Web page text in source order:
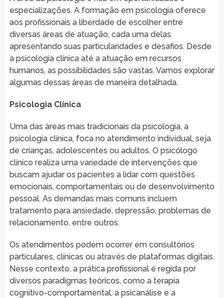
especializações. A formação em psicologia oferece
aos profissionais a liberdade de escolher entre
diversas áreas de atuação, cada uma delas
apresentando suas particularidades e desafios. Desde
a psicologia clínica até a atuação em recursos
humanos, as possibilidades são vastas. Vamos explorar
algumas dessas áreas de maneira detalhada.
Psicologia Clínica
Uma das áreas mais tradicionais da psicologia, a
psicologia clínica, foca no atendimento individual, seja
de crianças, adolescentes ou adultos. O psicólogo
clínico realiza uma variedade de intervenções que
buscam ajudar os pacientes a lidar com questões
emocionais, comportamentais ou de desenvolvimento
pessoal. As demandas mais comuns incluem
tratamento para ansiedade, depressão, problemas de
relacionamento, entre outros.
Os atendimentos podem ocorrer em consultórios
particulares, clínicas ou através de plataformas digitais.
Nesse contexto, a prática profissional é regida por
diversos paradigmas teóricos, como a terapia
cognitivo-comportamental, a psicanálise e a